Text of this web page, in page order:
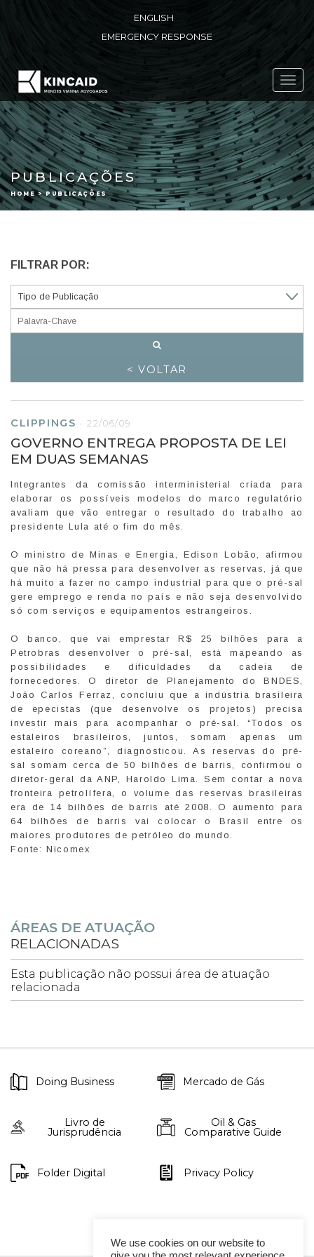
ENGLISH
EMERGENCY RESPONSE
PUBLICAÇÕES
HOME > PUBLICAÇÕES
FILTRAR POR:
< VOLTAR
CLIPPINGS - 22/06/09
GOVERNO ENTREGA PROPOSTA DE LEI
EM DUAS SEMANAS
Integrantes da comissão interministerial criada para
elaborar os possíveis modelos do marco regulatório
avaliam que vão entregar o resultado do trabalho ao
presidente Lula até o fim do mês.
O ministro de Minas e Energia, Edison Lobão, afirmou
que não há pressa para desenvolver as reservas, já que
há muito a fazer no campo industrial para que o pré-sal
gere emprego e renda no país e não seja desenvolvido
só com serviços e equipamentos estrangeiros.
O banco, que vai emprestar R$ 25 bilhões para a
Petrobras desenvolver o pré-sal, está mapeando as
possibilidades e dificuldades da cadeia de
fornecedores. O diretor de Planejamento do BNDES,
João Carlos Ferraz, concluiu que a indústria brasileira
de epecistas (que desenvolve os projetos) precisa
investir mais para acompanhar o pré-sal. “Todos os
estaleiros brasileiros, juntos, somam apenas um
estaleiro coreano”, diagnosticou. As reservas do pré-
sal somam cerca de 50 bilhões de barris, confirmou o
diretor-geral da ANP, Haroldo Lima. Sem contar a nova
fronteira petrolífera, o volume das reservas brasileiras
era de 14 bilhões de barris até 2008. O aumento para
64 bilhões de barris vai colocar o Brasil entre os
maiores produtores de petróleo do mundo.
Fonte: Nicomex
ÁREAS DE ATUAÇÃO
RELACIONADAS
Esta publicação não possui área de atuação
relacionada
Doing Business Mercado de Gás
Livro de
Jurisprudência
Oil & Gas
Comparative Guide
Folder Digital Privacy Policy
We use cookies on our website to